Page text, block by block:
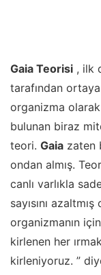
Gaia Teorisi , ilk
tarafından
organizma
bulunan biraz
teori. Gaia zaten
ondan almış.
canlı varlıkla
sayısını
organizmanın
kirlenen her
kirleniyoruz. ”